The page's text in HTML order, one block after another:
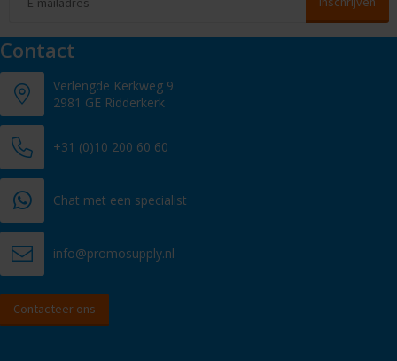
Contact
Verlengde Kerkweg 9
2981 GE Ridderkerk
+31 (0)10 200 60 60
Chat met een specialist
info@promosupply.nl
Contacteer ons